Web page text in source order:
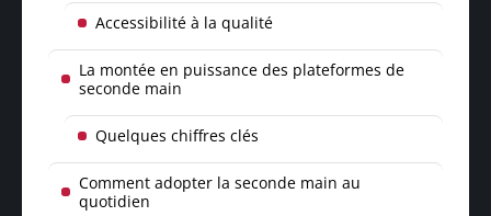
Accessibilité à la qualité
La montée en puissance des plateformes de
seconde main
Quelques chiffres clés
Comment adopter la seconde main au
quotidien